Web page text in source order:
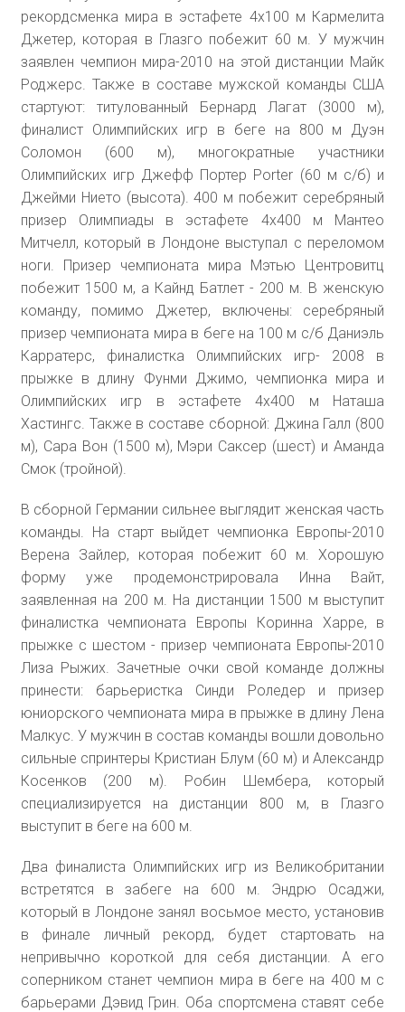
рекордсменка мира в эстафете 4х100 м Кармелита
Джетер, которая в Глазго побежит 60 м. У мужчин
заявлен чемпион мира-2010 на этой дистанции Майк
Роджерс. Также в составе мужской команды США
стартуют: титулованный Бернард Лагат (3000 м),
финалист Олимпийских игр в беге на 800 м Дуэн
Соломон (600 м), многократные участники
Олимпийских игр Джефф Портер Porter (60 м с/б) и
Джейми Нието (высота). 400 м побежит серебряный
призер Олимпиады в эстафете 4х400 м Мантео
Митчелл, который в Лондоне выступал с переломом
ноги. Призер чемпионата мира Мэтью Центровитц
побежит 1500 м, а Кайнд Батлет - 200 м. В женскую
команду, помимо Джетер, включены: серебряный
призер чемпионата мира в беге на 100 м с/б Даниэль
Карратерс, финалистка Олимпийских игр- 2008 в
прыжке в длину Фунми Джимо, чемпионка мира и
Олимпийских игр в эстафете 4х400 м Наташа
Хастингс. Также в составе сборной: Джина Галл (800
м), Сара Вон (1500 м), Мэри Саксер (шест) и Аманда
Смок (тройной).
В сборной Германии сильнее выглядит женская часть
команды. На старт выйдет чемпионка Европы-2010
Верена Зайлер, которая побежит 60 м. Хорошую
форму уже продемонстрировала Инна Вайт,
заявленная на 200 м. На дистанции 1500 м выступит
финалистка чемпионата Европы Коринна Харре, в
прыжке с шестом - призер чемпионата Европы-2010
Лиза Рыжих. Зачетные очки свой команде должны
принести: барьеристка Синди Роледер и призер
юниорского чемпионата мира в прыжке в длину Лена
Малкус. У мужчин в состав команды вошли довольно
сильные спринтеры Кристиан Блум (60 м) и Александр
Косенков (200 м). Робин Шембера, который
специализируется на дистанции 800 м, в Глазго
выступит в беге на 600 м.
Два финалиста Олимпийских игр из Великобритании
встретятся в забеге на 600 м. Эндрю Осаджи,
который в Лондоне занял восьмое место, установив
в финале личный рекорд, будет стартовать на
непривычно короткой для себя дистанции. А его
соперником станет чемпион мира в беге на 400 м с
барьерами Дэвид Грин. Оба спортсмена ставят себе